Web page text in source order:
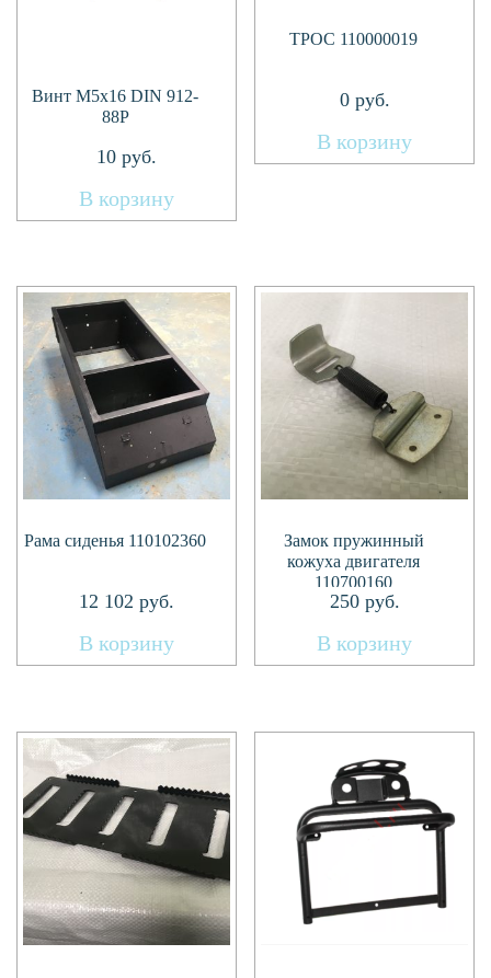
Винт М5х16 DIN 912-
88P
10руб.
В корзину
ТРОС 110000019
0руб.
В корзину
Рама сиденья 110102360
12 102 руб.
В корзину
Замок пружинный
кожуха двигателя
110700160
250руб.
В корзину